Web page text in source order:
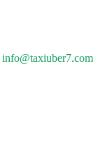
info@taxiuber7.com